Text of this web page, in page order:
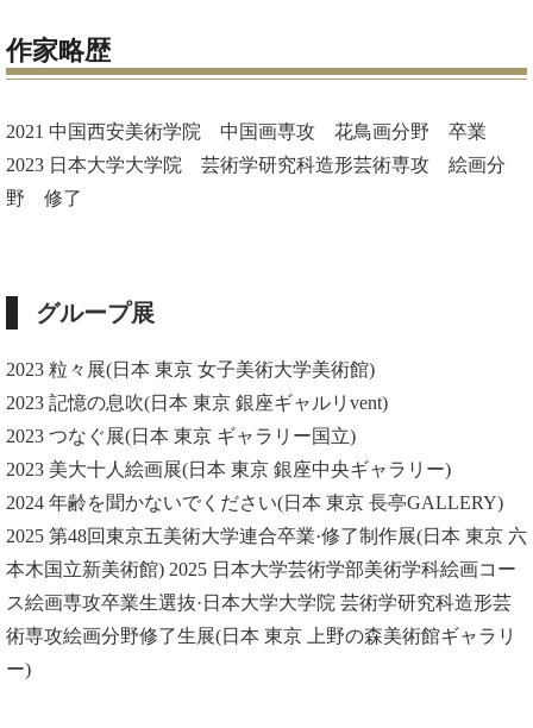
作家略歴
2021 中国­西安美術学院 中国画専攻 花鳥画分野 卒業
2023 日本大学大学院 芸術学研究科造形芸術専攻 絵画分
野 修了
グループ展
2023 粒々展(日本 東京 女子美術大学美術館)
2023 記憶の息吹(日本 東京 銀座ギャルリvent)
2023 つなぐ展(日本 東京 ギャラリー国立)
2023 美大十人絵画展(日本 東京 銀座中央ギャラリー)
2024 年齢を聞かないでください(日本 東京 長亭GALLERY)
2025 第48回東京五美術大学連合卒業·修了制作展(日本 東京 六
本木国立新美術館) 2025 日本大学芸術学部美術学科絵画コー
ス絵画専攻卒業生選抜·日本大学大学院 芸術学研究科造形芸
術専攻絵画分野修了生展(日本 東京 上野の森美術館ギャラリ
ー)